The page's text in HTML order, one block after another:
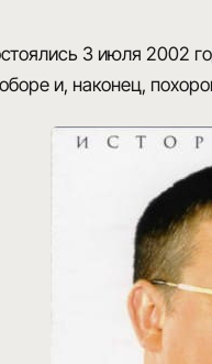
3 июля 2002
и, наконец,